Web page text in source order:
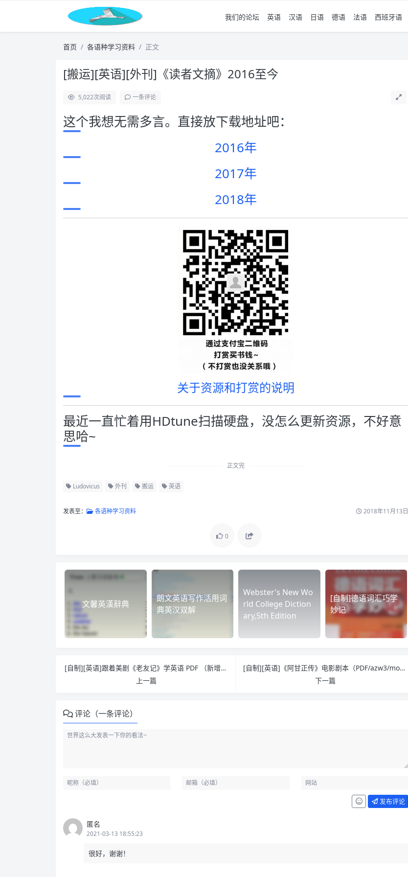
我们的论坛 英语 汉语 日语 德语 法语 西班牙语
首页 各语种学习资料 正文
[搬运][英语][外刊]《读者文摘》2016至今
5,022次阅读 一条评论
这个我想无需多言。直接放下载地址吧：
2016年
2017年
2018年
关于资源和打赏的说明
最近一直忙着用HDtune扫描硬盘，没怎么更新资源，不好意
思哈~
正文完
Ludovicus 外刊 搬运 英语
发表至： 各语种学习资料 2018年11月13日
0
文馨英漢辭典
朗文英语写作活用词
典英汉双解
Webster’s New Wo
rld College Diction
ary,5th Edition
[自制]德语词汇巧学
妙记
[自制][英语]跟着美剧《老友记》学英语 PDF （新增azw3/mobi/epub格式）
上一篇
[自制][英语]《阿甘正传》电影剧本（PDF/azw3/mobi/epub ）
下一篇
评论（一条评论）
发布评论
匿名
2021-03-13 18:55:23
很好，谢谢！